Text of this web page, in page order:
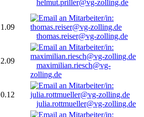
helmut.priller@vg-zolling.de
1.09
thomas.reiser@vg-zolling.de
2.09
maximilian.riesch@vg-
zolling.de
0.12
julia.rottmueller@vg-zolling.de